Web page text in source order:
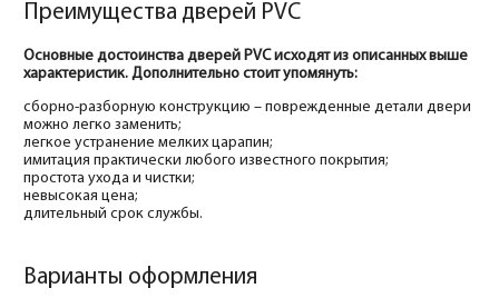
Преимущества дверей PVC
Основные достоинства дверей PVC исходят из описанных выше
характеристик. Дополнительно стоит упомянуть:
сборно-разборную конструкцию – поврежденные детали двери
можно легко заменить;
легкое устранение мелких царапин;
имитация практически любого известного покрытия;
простота ухода и чистки;
невысокая цена;
длительный срок службы.
Варианты оформления